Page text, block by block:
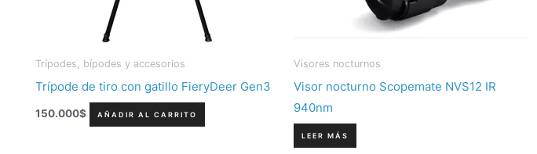
Trípodes, bípodes y accesorios
Trípode de tiro con gatillo FieryDeer Gen3
150.000$ AÑADIR AL CARRITO
Visores nocturnos
Visor nocturno Scopemate NVS12 IR
940nm
LEER MÁS